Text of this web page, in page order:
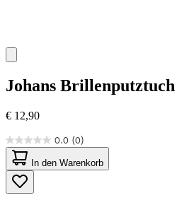
Johans Brillenputztuch
€ 12,90
0.0 (0)
0.0
von
5
Sternen.
In den Warenkorb